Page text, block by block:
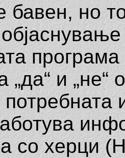
бавен, но
„да“ и „не“
со херци